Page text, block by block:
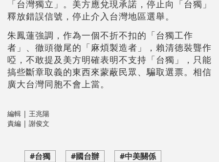
「台灣獨立」。美方應兌現承諾，停止向「台獨」
釋放錯誤信號，停止介入台灣地區選舉。
朱鳳蓮強調，作為一個不折不扣的「台獨工作
者」、徹頭徹尾的「麻煩製造者」，賴清德裝聾作
啞，不敢提及美方明確表明不支持「台獨」，只能
搞些斷章取義的東西來蒙蔽民眾、騙取選票。相信
廣大台灣同胞不會上當。
編輯 | 王兆陽
責編 | 謝俊文
#台獨 #國台辦
#中美關係